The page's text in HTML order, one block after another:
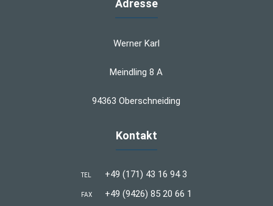
Adresse
Werner Karl
Meindling 8 A
94363 Oberschneiding
Kontakt
TEL +49 (171) 43 16 94 3
FAX +49 (9426) 85 20 66 1